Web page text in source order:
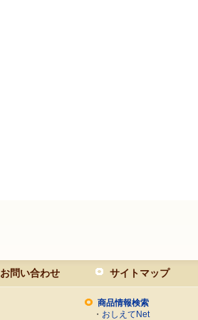
お問い合わせ サイトマップ
商品情報検索
・ おしえてNet